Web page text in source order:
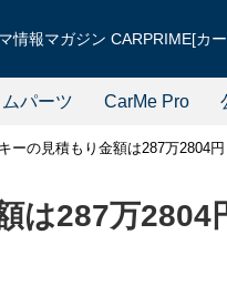
情報マガジン CARPRIME[カ
パーツ CarMe Pro
ーの見積もり金額は287万2804円
は287万2804